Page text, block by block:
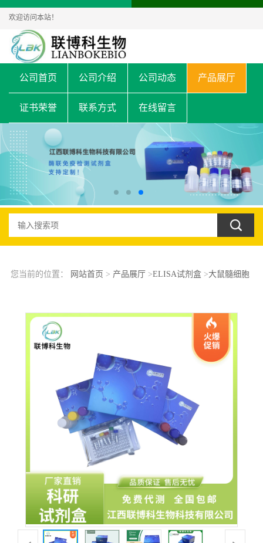
欢迎访问本站！
公司首页 公司介绍 公司动态 产品展厅
证书荣誉 联系方式 在线留言
您当前的位置： 网站首页 > 产品展厅 >ELISA试剂盒>大鼠髓细胞